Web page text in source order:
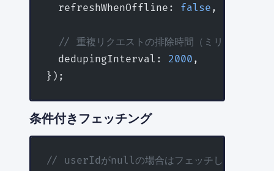
  refreshWhenOffline:
false ,
// 重複リクエストの排除時間（ミリ秒、デフ
  dedupingInterval:
2000 ,
});
条件付きフェッチング
// userIdがnullの場合はフェッチしない